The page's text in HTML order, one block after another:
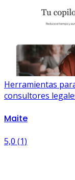
Herramientas
consultores
Maite
5,0 (1)